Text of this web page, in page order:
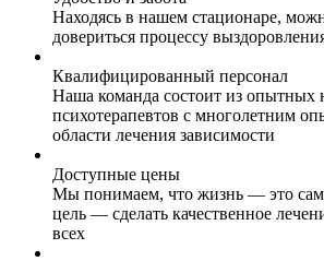
Находясь в нашем стационаре,
довериться процессу
Квалифицированный персонал
Наша команда состоит из опытных
психотерапевтов с многолетним
области лечения зависимости
Доступные цены
Мы понимаем, что жизнь — это
цель — сделать качественное
всех